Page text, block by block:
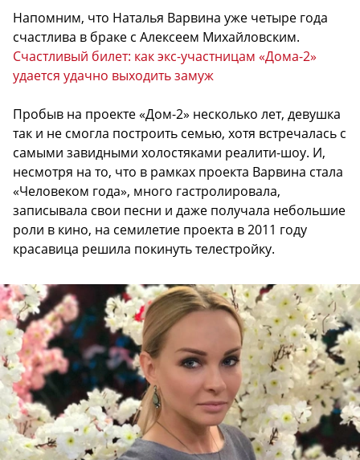
Напомним, что Наталья Варвина уже четыре года
счастлива в браке с Алексеем Михайловским.
Счастливый билет: как экс-участницам «Дома-2»
удается удачно выходить замуж
Пробыв на проекте «Дом-2» несколько лет, девушка
так и не смогла построить семью, хотя встречалась с
самыми завидными холостяками реалити-шоу. И,
несмотря на то, что в рамках проекта Варвина стала
«Человеком года», много гастролировала,
записывала свои песни и даже получала небольшие
роли в кино, на семилетие проекта в 2011 году
красавица решила покинуть телестройку.